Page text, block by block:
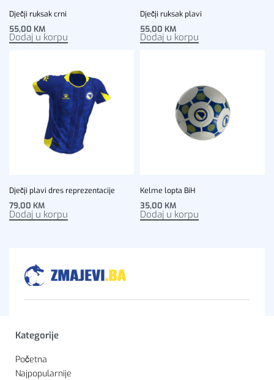
Dječji ruksak crni
55,00 KM
Dodaj u korpu
Dječji ruksak plavi
55,00 KM
Dodaj u korpu
Dječji plavi dres reprezentacije
79,00 KM
Dodaj u korpu
Kelme lopta BiH
35,00 KM
Dodaj u korpu
Kategorije
Početna
Najpopularnije